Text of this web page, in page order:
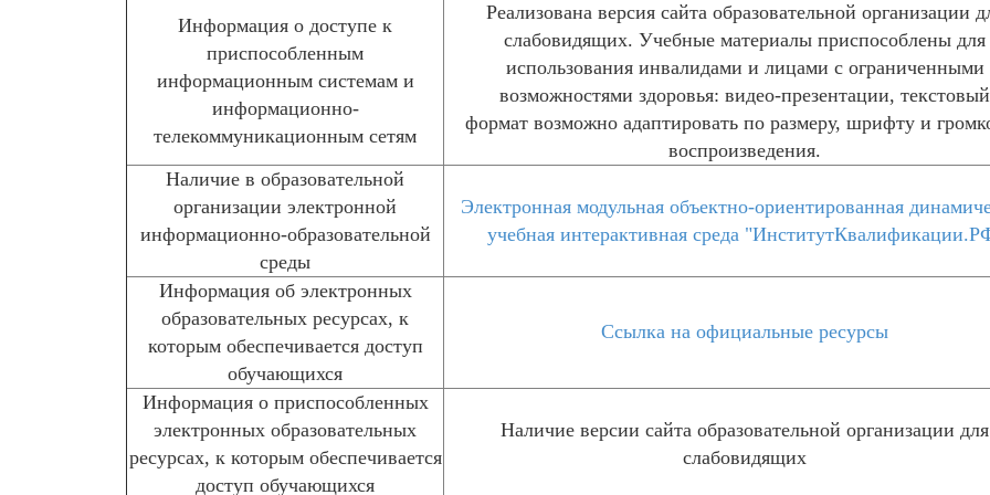
Информация о доступе к
приспособленным
информационным системам и
информационно-
телекоммуникационным сетям
Реализована версия сайта образовательной организации
слабовидящих. Учебные материалы приспособлены для
использования инвалидами и лицами с ограниченными
возможностями здоровья: видео-презентации, текстовый
формат возможно адаптировать по размеру, шрифту и
воспроизведения.
Наличие в образовательной
организации электронной
информационно-образовательной
среды
Электронная модульная объектно-ориентированная
учебная интерактивная среда
Информация об электронных
образовательных ресурсах, к
которым обеспечивается доступ
обучающихся
Ссылка на официальные ресурсы
Информация о приспособленных
электронных образовательных
ресурсах, к которым обеспечивается
доступ обучающихся
Наличие версии сайта образовательной организации для
слабовидящих